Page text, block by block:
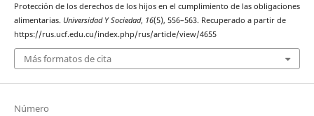
Protección de los derechos de los hijos en el cumplimiento de las obligaciones
alimentarias. Universidad Y Sociedad, 16(5), 556–563. Recuperado a partir de
https://rus.ucf.edu.cu/index.php/rus/article/view/4655
Más formatos de cita
Número